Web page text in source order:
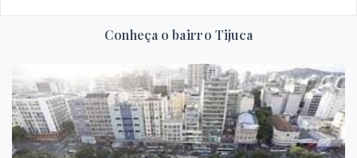
Conheça o bairro Tijuca